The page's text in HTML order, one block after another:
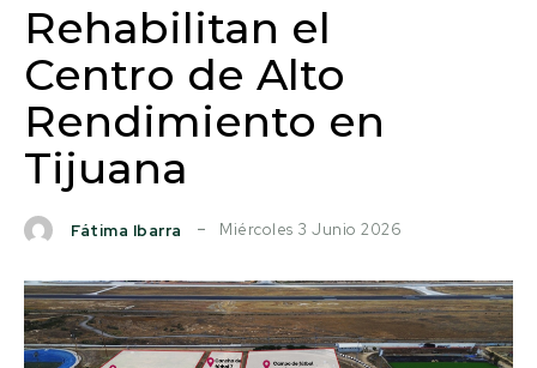
Rehabilitan el
Centro de Alto
Rendimiento en
Tijuana
Fátima Ibarra Miércoles 3 Junio 2026